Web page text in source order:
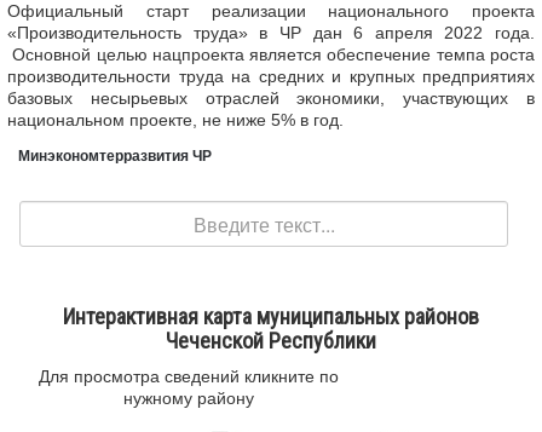
Официальный старт реализации национального проекта
«Производительность труда» в ЧР дан 6 апреля 2022 года.
Основной целью нацпроекта является обеспечение темпа роста
производительности труда на средних и крупных предприятиях
базовых несырьевых отраслей экономики, участвующих в
национальном проекте, не ниже 5% в год.
Минэкономтерразвития ЧР
Интерактивная карта муниципальных районов
Чеченской Республики
Для просмотра сведений кликните по
нужному району